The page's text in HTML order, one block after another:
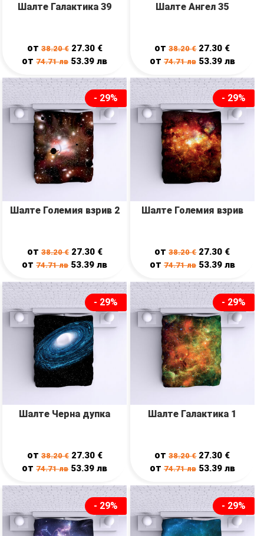
Шалте Галактика 39
от38.20€ 27.30 €
от74.71лв 53.39лв
Шалте Ангел 35
от38.20€ 27.30 €
от 74.71лв 53.39 лв
- 29%
Шалте Големия взрив 2
от38.20€ 27.30 €
от74.71лв 53.39лв
- 29%
Шалте Големия взрив
от38.20€ 27.30 €
от 74.71лв 53.39 лв
- 29%
Шалте Черна дупка
от38.20€ 27.30 €
от74.71лв 53.39лв
- 29%
Шалте Галактика 1
от38.20€ 27.30 €
от 74.71лв 53.39 лв
- 29% - 29%